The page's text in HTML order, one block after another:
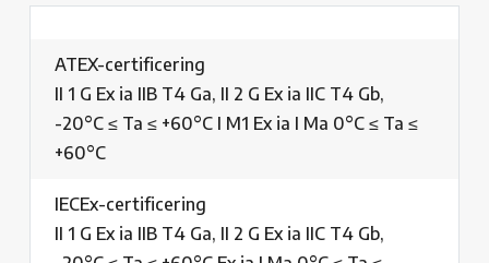
ATEX-certificering
II 1 G Ex ia IIB T4 Ga, II 2 G Ex ia IIC T4 Gb,
-20°C ≤ Ta ≤ +60°C I M1 Ex ia I Ma 0°C ≤ Ta ≤
+60°C
IECEx-certificering
II 1 G Ex ia IIB T4 Ga, II 2 G Ex ia IIC T4 Gb,